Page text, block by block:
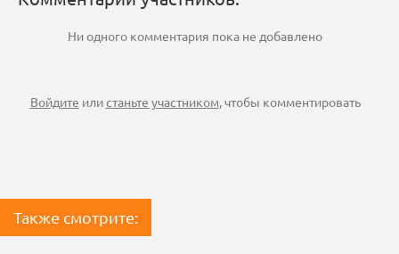
Ни одного комментария пока не добавлено
Войдите илистаньте участником, чтобы комментировать
Также смотрите: